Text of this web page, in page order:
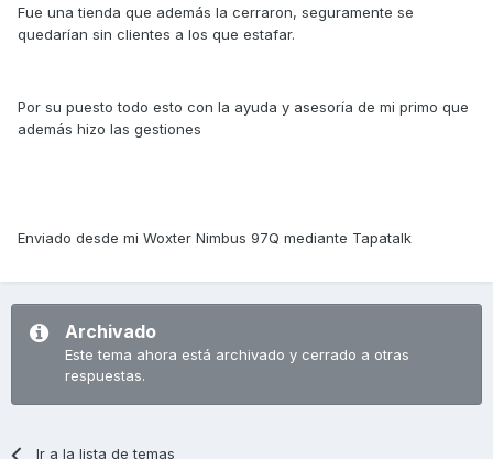
Fue una tienda que además la cerraron, seguramente se
quedarían sin clientes a los que estafar.
Por su puesto todo esto con la ayuda y asesoría de mi primo que
además hizo las gestiones
Enviado desde mi Woxter Nimbus 97Q mediante Tapatalk
Archivado
Este tema ahora está archivado y cerrado a otras
respuestas.
Ir a la lista de temas